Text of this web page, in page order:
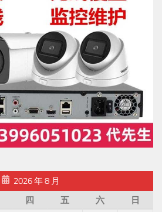
2026 年 8 月
四 五 六
日